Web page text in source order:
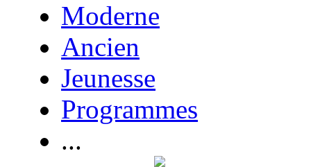
Moderne
Ancien
Jeunesse
Programmes
...